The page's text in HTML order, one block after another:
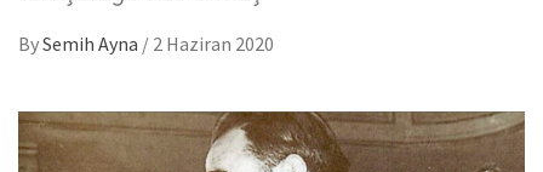
BySemih Ayna / 2 Haziran 2020